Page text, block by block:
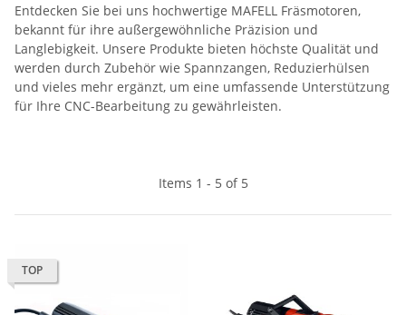
Entdecken Sie bei uns hochwertige MAFELL Fräsmotoren,
bekannt für ihre außergewöhnliche Präzision und
Langlebigkeit. Unsere Produkte bieten höchste Qualität und
werden durch Zubehör wie Spannzangen, Reduzierhülsen
und vieles mehr ergänzt, um eine umfassende Unterstützung
für Ihre CNC-Bearbeitung zu gewährleisten.
Items 1 - 5 of 5
TOP